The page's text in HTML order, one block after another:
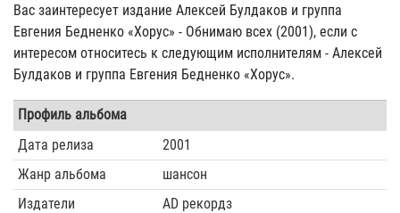
Вас заинтересует издание Алексей Булдаков и группа
Евгения Бедненко «Хорус» - Обнимаю всех (2001), если с
интересом относитесь к следующим исполнителям - Алексей
Булдаков и группа Евгения Бедненко «Хорус».
Профиль альбома
Дата релиза
2001
Жанр альбома
шансон
Издатели
AD рекордз